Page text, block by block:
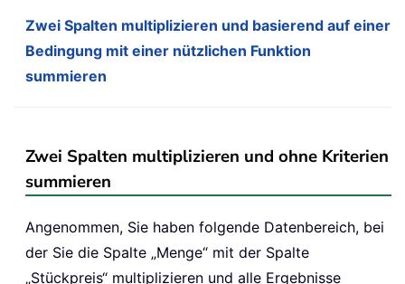
Zwei Spalten multiplizieren und basierend auf einer
Bedingung mit einer nützlichen Funktion
summieren
Zwei Spalten multiplizieren und ohne Kriterien
summieren
Angenommen, Sie haben folgende Datenbereich, bei
der Sie die Spalte „Menge“ mit der Spalte
„Stückpreis“ multiplizieren und alle Ergebnisse